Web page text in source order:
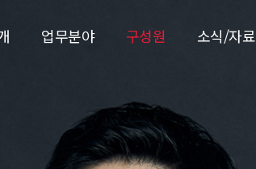
업무분야 구성원 소식/자료